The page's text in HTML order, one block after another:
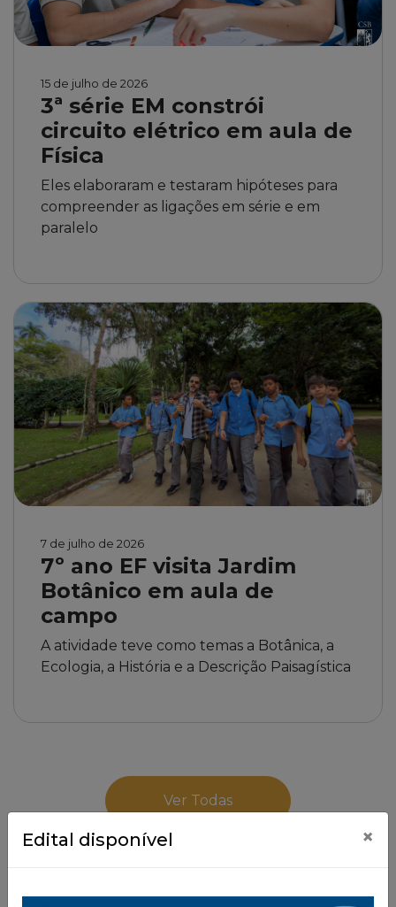
15 de julho de 2026
3ª série EM constrói
circuito elétrico em aula de
Física
Eles elaboraram e testaram hipóteses para
compreender as ligações em série e em
paralelo
7 de julho de 2026
7º ano EF visita Jardim
Botânico em aula de
campo
A atividade teve como temas a Botânica, a
Ecologia, a História e a Descrição Paisagística
Ver Todas
Edital disponível ×